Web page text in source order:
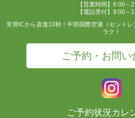
【営業時間】6:00～
【電話受付】9:00～
常滑ICから直進10秒！中部国際空港（セント
ラク！
ご予約・お問い
ご予約状況カレ